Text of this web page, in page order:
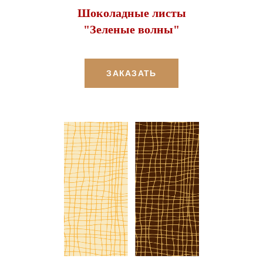
Шоколадные листы
"Зеленые волны"
ЗАКАЗАТЬ